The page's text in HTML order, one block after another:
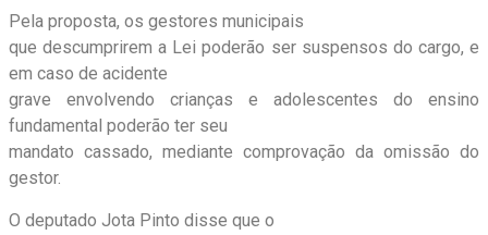
Pela proposta, os gestores municipais
que descumprirem a Lei poderão ser suspensos do cargo, e
em caso de acidente
grave envolvendo crianças e adolescentes do ensino
fundamental poderão ter seu
mandato cassado, mediante comprovação da omissão do
gestor.
O deputado Jota Pinto disse que o